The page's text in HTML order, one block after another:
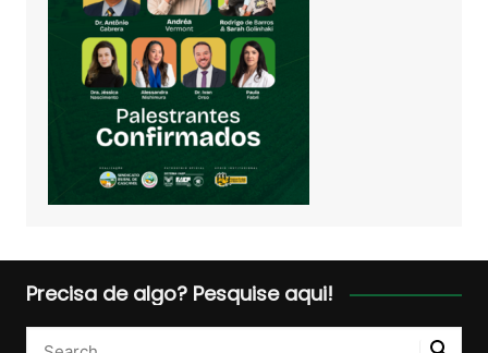
Precisa de algo? Pesquise aqui!